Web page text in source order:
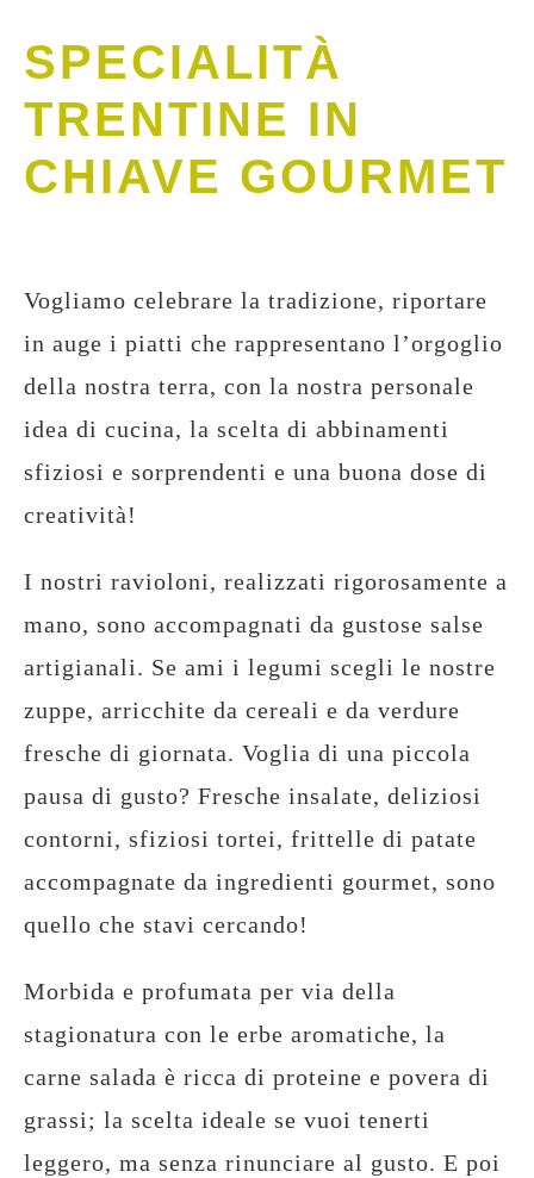
SPECIALITÀ
TRENTINE IN
CHIAVE GOURMET
Vogliamo celebrare la tradizione, riportare
in auge i piatti che rappresentano l’orgoglio
della nostra terra, con la nostra personale
idea di cucina, la scelta di abbinamenti
sfiziosi e sorprendenti e una buona dose di
creatività!
I nostri ravioloni, realizzati rigorosamente a
mano, sono accompagnati da gustose salse
artigianali. Se ami i legumi scegli le nostre
zuppe, arricchite da cereali e da verdure
fresche di giornata. Voglia di una piccola
pausa di gusto? Fresche insalate, deliziosi
contorni, sfiziosi tortei, frittelle di patate
accompagnate da ingredienti gourmet, sono
quello che stavi cercando!
Morbida e profumata per via della
stagionatura con le erbe aromatiche, la
carne salada è ricca di proteine e povera di
grassi; la scelta ideale se vuoi tenerti
leggero, ma senza rinunciare al gusto. E poi